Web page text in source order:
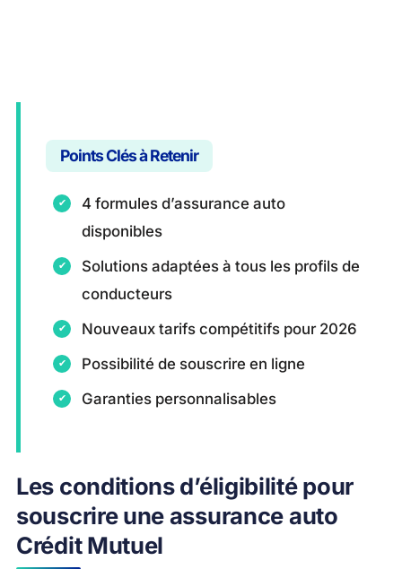
Points Clés à Retenir
4 formules d’assurance auto
disponibles
Solutions adaptées à tous les profils de
conducteurs
Nouveaux tarifs compétitifs pour 2026
Possibilité de souscrire en ligne
Garanties personnalisables
Les conditions d’éligibilité pour
souscrire une assurance auto
Crédit Mutuel